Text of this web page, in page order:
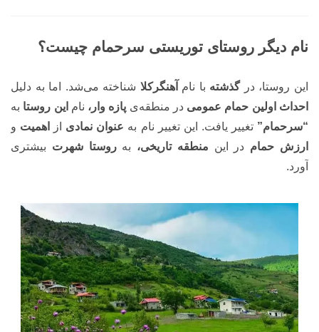
نام دیگر روستای توریستی سرحمام چیست؟
این روستا، درگذشته با نام آهنگرکلا شناخته می‌شد. اما به دلیل
احداث اولین حمام عمومی در منطقه‌ی پازه وار، نام این روستا به
“سرحمام” تغییر یافت. این تغییر نام به عنوان نمادی از اهمیت و
ارزش حمام در این منطقه تاریخی، بهروستا شهرت بیشتری
آورد.